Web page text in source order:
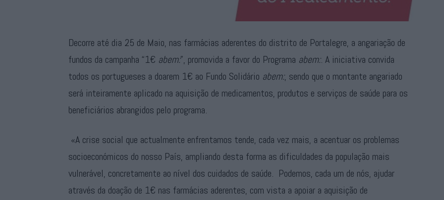
Decorre até dia 25 de Maio, nas farmácias aderentes do distrito de Portalegre, a angariação de
fundos da campanha “1€ abem:”, promovida a favor do Programa abem:. A iniciativa convida
todos os portugueses a doarem 1€ ao Fundo Solidário abem:, sendo que o montante angariado
será inteiramente aplicado na aquisição de medicamentos, produtos e serviços de saúde para os
beneficiários abrangidos pelo programa.
«A crise social que actualmente enfrentamos tende, cada vez mais, a acentuar os problemas
socioeconómicos do nosso País, ampliando desta forma as dificuldades da população mais
vulnerável, concretamente ao nível dos cuidados de saúde. Podemos, cada um de nós, ajudar
através da doação de 1€ nas farmácias aderentes, com vista a apoiar a aquisição de